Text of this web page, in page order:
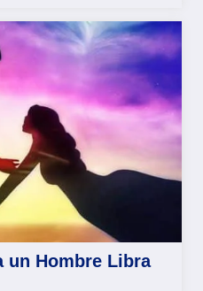
un Hombre Libra